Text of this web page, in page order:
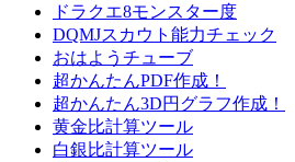
ドラクエ8モンスター度
DQMJスカウト能力チェック
おはようチューブ
超かんたんPDF作成！
超かんたん3D円グラフ作成！
黄金比計算ツール
白銀比計算ツール